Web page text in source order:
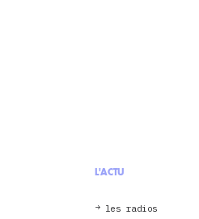
L'ACTU
les radios